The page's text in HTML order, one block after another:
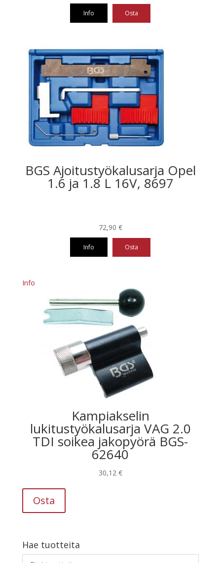
Info Osta
BGS Ajoitustyökalusarja Opel
1.6 ja 1.8 L 16V, 8697
72,90 €
Info Osta
Info
Kampiakselin
lukitustyökalusarja VAG 2.0
TDI soikea jakopyörä BGS-
62640
30,12 €
Osta
Hae tuotteita